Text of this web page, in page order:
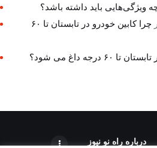
ویژگی‌هایی باید داشته باشد؟
چرا کابین خودرو در تابستان تا ۶۰
درجه داغ می شود؟
درباره راه‌ نو نیوز